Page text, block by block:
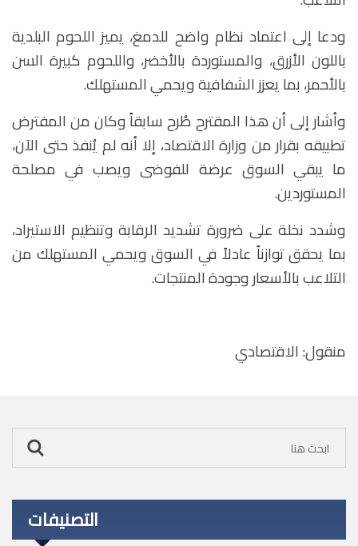
ودعا إلى اعتماد نظام واضح للدمغ، يميز اللحوم البلدية
باللون الأزرق، والمستوردة بالأخضر، واللحوم كبيرة السن
بالأحمر، بما يعزز الشفافية ويحمي المستهلك.
وأشار إلى أن هذا المقترح طُرح سابقاً وكان من المفترض
تطبيقه بقرار من وزارة الاقتصاد، إلا أنه لم يُنفذ حتى الآن،
ما يبقي السوق عرضة للفوضى ويصب في مصلحة
المستوردين.
وشدد نخلة على ضرورة تشديد الرقابة وتنظيم الاستيراد،
بما يحقق توازناً عادلاً في السوق ويحمي المستهلك من
التلاعب بالأسعار وجودة المنتجات.
منقول: الاقتصادي
التصنيفات